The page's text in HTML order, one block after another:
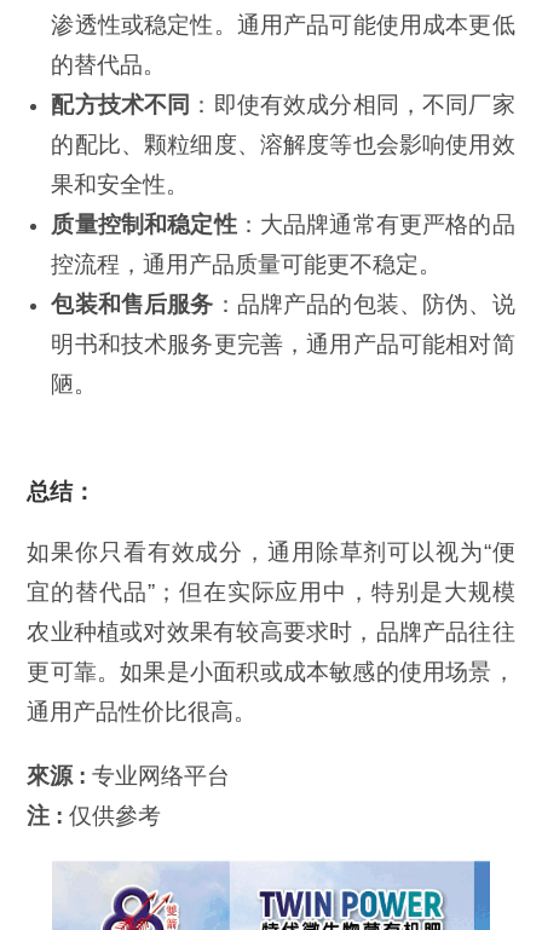
渗透性或稳定性。通用产品可能使用成本更低
的替代品。
配方技术不同 ：即使有效成分相同，不同厂家
的配比、颗粒细度、溶解度等也会影响使用效
果和安全性。
质量控制和稳定性：大品牌通常有更严格的品
控流程，通用产品质量可能更不稳定。
包装和售后服务 ：品牌产品的包装、防伪、说
明书和技术服务更完善，通用产品可能相对简
陋。
总结：
如果你只看有效成分，通用除草剂可以视为“便
宜的替代品”；但在实际应用中，特别是大规模
农业种植或对效果有较高要求时，品牌产品往往
更可靠。如果是小面积或成本敏感的使用场景，
通用产品性价比很高。
來源 : 专业网络平台
注 : 仅供參考